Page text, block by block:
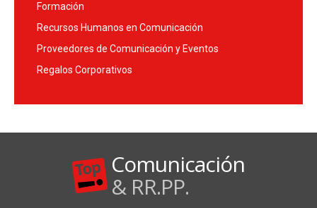
Formación
Recursos Humanos en Comunicación
Proveedores de Comunicación y Eventos
Regalos Corporativos
Comunicación
& RR.PP.